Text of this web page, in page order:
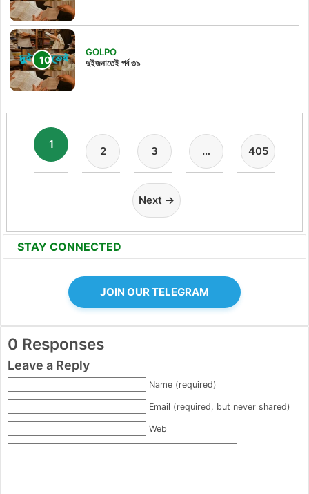
GOLPO
দুইজনাতেই পর্ব ৩৯
1
2 3 … 405
Next →
STAY CONNECTED
JOIN OUR TELEGRAM
0 Responses
Leave a Reply
Name (required)
Email (required, but never shared)
Web